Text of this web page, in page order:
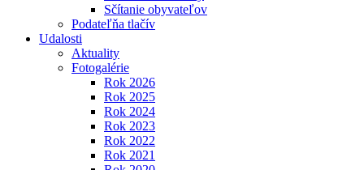
Sčítanie obyvateľov
Podateľňa tlačív
Udalosti
Aktuality
Fotogalérie
Rok 2026
Rok 2025
Rok 2024
Rok 2023
Rok 2022
Rok 2021